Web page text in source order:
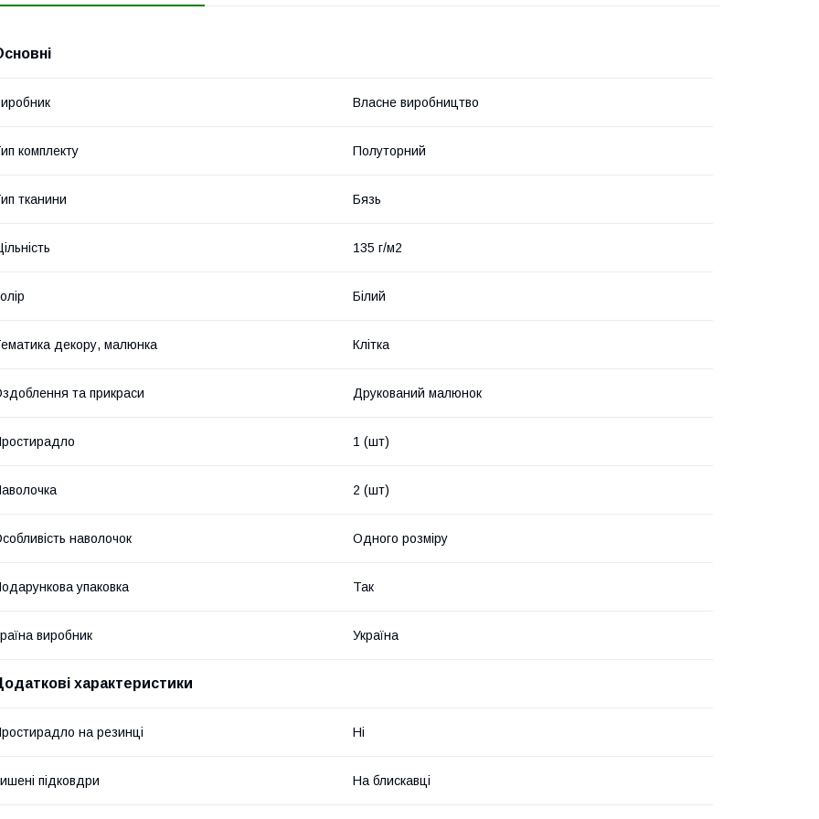
Власне виробництво
комплекту Полуторний
тканини Бязь
135 г/м2
Білий
декору, малюнка Клітка
та прикраси Друкований малюнок
1 (шт)
2 (шт)
наволочок Одного розміру
упаковка Так
виробник Україна
характеристики
на резинці Ні
підковдри На блискавці